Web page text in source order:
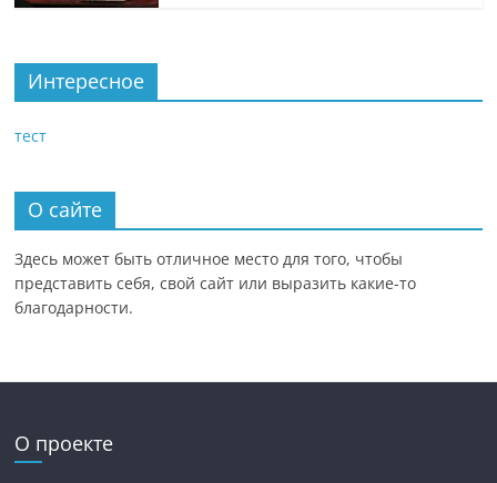
Интересное
тест
О сайте
Здесь может быть отличное место для того, чтобы
представить себя, свой сайт или выразить какие-то
благодарности.
О проекте